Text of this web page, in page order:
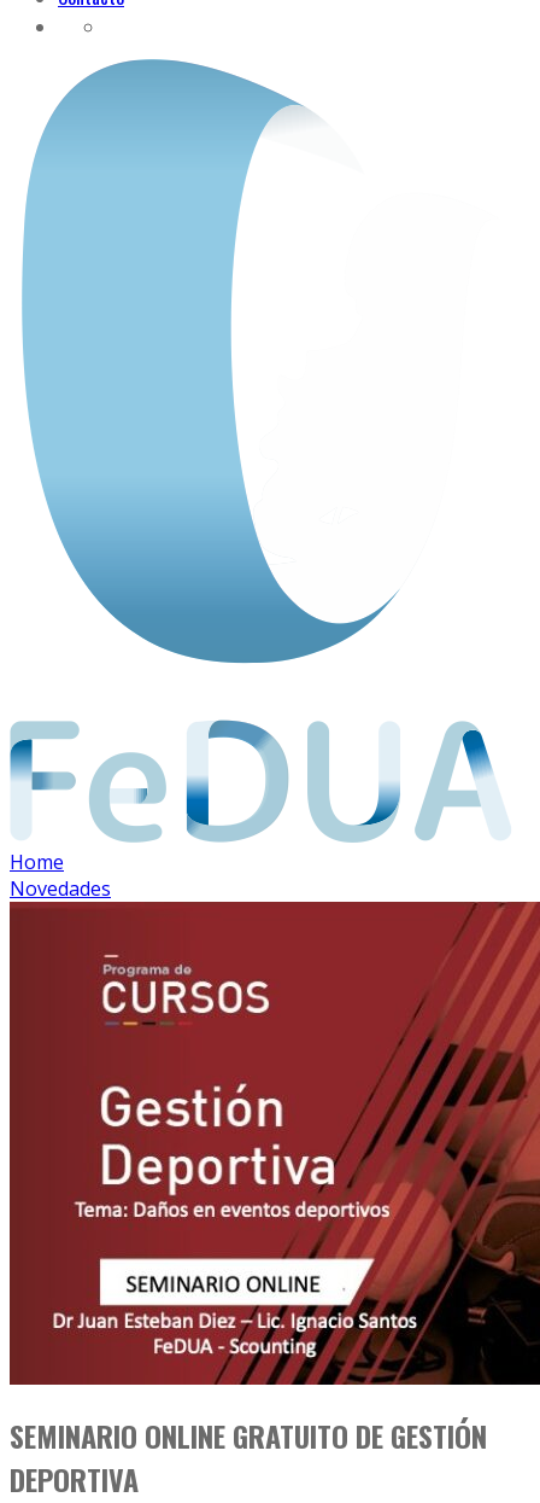
Home
Novedades
SEMINARIO ONLINE GRATUITO DE GESTIÓN
DEPORTIVA